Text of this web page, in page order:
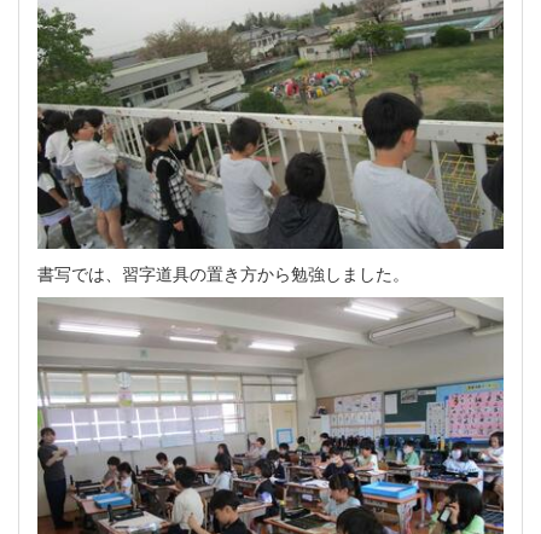
書写では、習字道具の置き方から勉強しました。